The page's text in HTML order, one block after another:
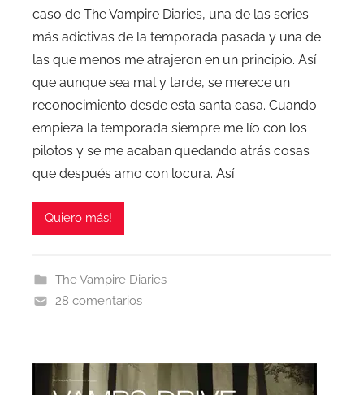
caso de The Vampire Diaries, una de las series
más adictivas de la temporada pasada y una de
las que menos me atrajeron en un principio. Así
que aunque sea mal y tarde, se merece un
reconocimiento desde esta santa casa. Cuando
empieza la temporada siempre me lío con los
pilotos y se me acaban quedando atrás cosas
que después amo con locura. Así
Quiero más!
The Vampire Diaries
28 comentarios